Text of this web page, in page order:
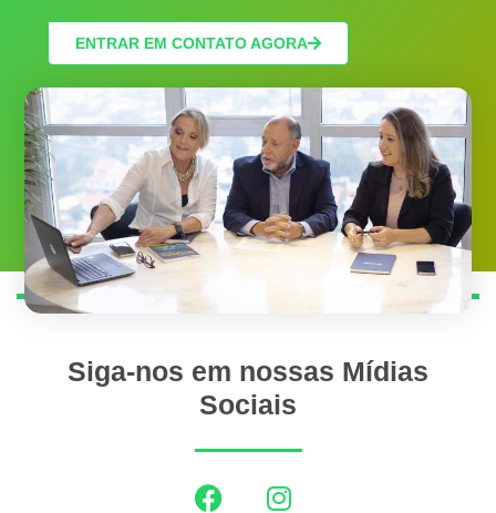
ENTRAR EM CONTATO AGORA
Siga-nos em nossas Mídias
Sociais